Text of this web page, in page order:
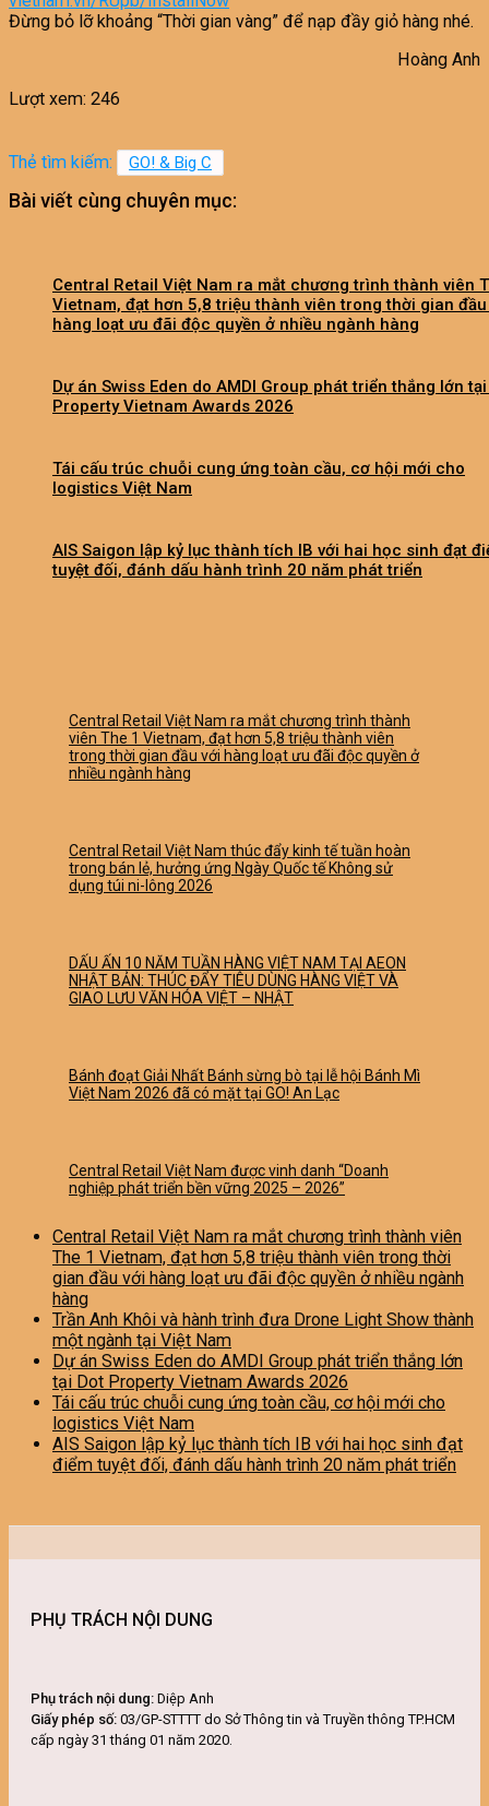
Đừng bỏ lỡ khoảng “Thời gian vàng” để nạp đầy giỏ hàng nhé.
Hoàng Anh
Lượt xem: 246
Thẻ tìm kiếm: GO! & Big C
Bài viết cùng chuyên mục:
Central Retail Việt Nam ra mắt chương trình thành viên
Vietnam, đạt hơn 5,8 triệu thành viên trong thời gian
hàng loạt ưu đãi độc quyền ở nhiều ngành hàng
Dự án Swiss Eden do AMDI Group phát triển thắng lớn
Property Vietnam Awards 2026
Tái cấu trúc chuỗi cung ứng toàn cầu, cơ hội mới cho
logistics Việt Nam
AIS Saigon lập kỷ lục thành tích IB với hai học sinh đạt
tuyệt đối, đánh dấu hành trình 20 năm phát triển
Central Retail Việt Nam ra mắt chương trình thành
viên The 1 Vietnam, đạt hơn 5,8 triệu thành viên
trong thời gian đầu với hàng loạt ưu đãi độc quyền ở
nhiều ngành hàng
Central Retail Việt Nam thúc đẩy kinh tế tuần hoàn
trong bán lẻ, hưởng ứng Ngày Quốc tế Không sử
dụng túi ni-lông 2026
DẤU ẤN 10 NĂM TUẦN HÀNG VIỆT NAM TẠI AEON
NHẬT BẢN: THÚC ĐẨY TIÊU DÙNG HÀNG VIỆT VÀ
GIAO LƯU VĂN HÓA VIỆT – NHẬT
Bánh đoạt Giải Nhất Bánh sừng bò tại lễ hội Bánh Mì
Việt Nam 2026 đã có mặt tại GO! An Lạc
Central Retail Việt Nam được vinh danh “Doanh
nghiệp phát triển bền vững 2025 – 2026”
Central Retail Việt Nam ra mắt chương trình thành viên
The 1 Vietnam, đạt hơn 5,8 triệu thành viên trong thời
gian đầu với hàng loạt ưu đãi độc quyền ở nhiều ngành
hàng
Trần Anh Khôi và hành trình đưa Drone Light Show thành
một ngành tại Việt Nam
Dự án Swiss Eden do AMDI Group phát triển thắng lớn
tại Dot Property Vietnam Awards 2026
Tái cấu trúc chuỗi cung ứng toàn cầu, cơ hội mới cho
logistics Việt Nam
AIS Saigon lập kỷ lục thành tích IB với hai học sinh đạt
điểm tuyệt đối, đánh dấu hành trình 20 năm phát triển
PHỤ TRÁCH NỘI DUNG
Phụ trách nội dung: Diệp Anh
Giấy phép số: 03/GP-STTTT do Sở Thông tin và Truyền thông TP.HCM
cấp ngày 31 tháng 01 năm 2020.